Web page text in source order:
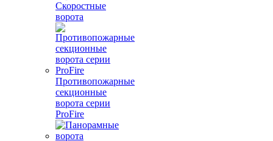
Скоростные
ворота
Противопожарные
секционные
ворота серии
ProFire